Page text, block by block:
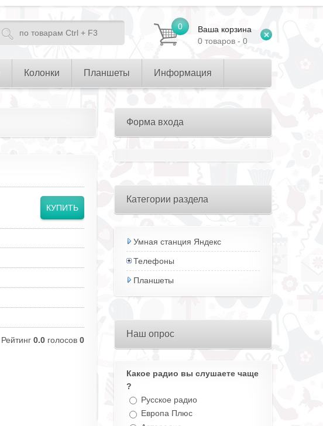
0
Ваша корзина
0 товаров - 0
Колонки Планшеты Информация
Рейтинг 0.0 голосов 0
Форма входа
Категории раздела
Умная станция Яндекс
Телефоны
Планшеты
Наш опрос
Какое радио вы слушаете чаще
?
Русское радио
Европа Плюс